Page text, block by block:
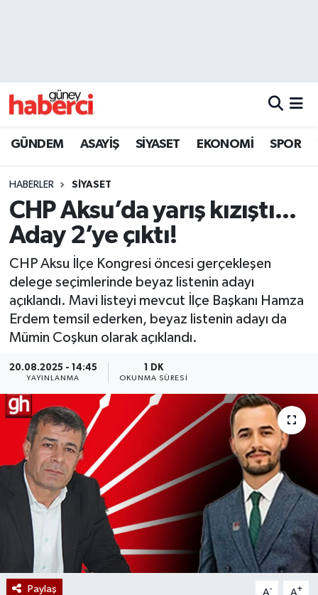
GÜNDEM ASAYİŞ SİYASET EKONOMİ SPOR
HABERLER SİYASET
CHP Aksu’da yarış kızıştı...
Aday 2’ye çıktı!
CHP Aksu İlçe Kongresi öncesi gerçekleşen
delege seçimlerinde beyaz listenin adayı
açıklandı. Mavi listeyi mevcut İlçe Başkanı Hamza
Erdem temsil ederken, beyaz listenin adayı da
Mümin Coşkun olarak açıklandı.
20.08.2025 - 14:45
YAYINLANMA
1 DK
OKUNMA SÜRESI
Paylaş A- A+
Beyoğlu Trafik Yoğunluk Haritası
Son Dakika Haberleri
Haber Arşivi